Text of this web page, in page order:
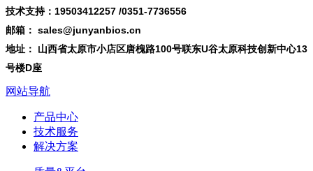
技术支持：19503412257 /0351-7736556
邮箱： sales@junyanbios.cn
地址： 山西省太原市小店区唐槐路100号联东U谷太原科技创新中心13
号楼D座
网站导航
产品中心
技术服务
解决方案